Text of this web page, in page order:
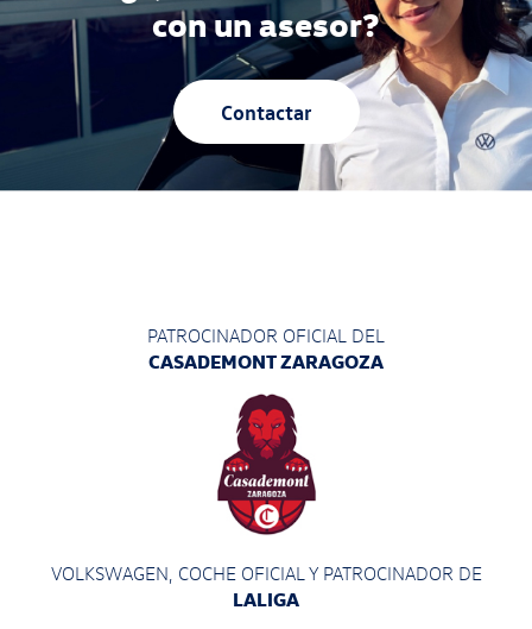
con un asesor?
Contactar
PATROCINADOR OFICIAL DEL
CASADEMONT ZARAGOZA
VOLKSWAGEN, COCHE OFICIAL Y PATROCINADOR DE
LALIGA